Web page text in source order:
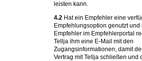
leisten kann.
4.2 Hat ein Empfehler eine
Empfehlungsoption genutzt und
Empfehler im Empfehlerportal
Tellja ihm eine E-Mail mit den
Zugangsinformationen, damit
Vertrag mit Tellja schließen und